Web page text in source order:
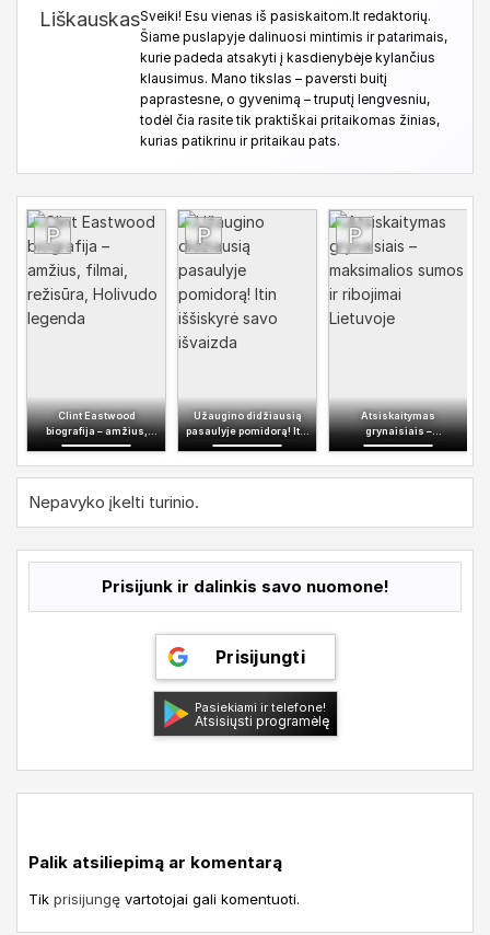
Sveiki! Esu vienas iš pasiskaitom.lt redaktorių.
Šiame puslapyje dalinuosi mintimis ir patarimais,
kurie padeda atsakyti į kasdienybėje kylančius
klausimus. Mano tikslas – paversti buitį
paprastesne, o gyvenimą – truputį lengvesniu,
todėl čia rasite tik praktiškai pritaikomas žinias,
kurias patikrinu ir pritaikau pats.
Clint Eastwood
biografija – amžius,
filmai, režisūra,
Užaugino didžiausią
pasaulyje pomidorą! Itin
iššiskyrė savo išvaizda
Atsiskaitymas
grynaisiais –
maksimalios sumos ir
Nepavyko įkelti turinio.
Prisijunk ir dalinkis savo nuomone!
Prisijungti
Pasiekiami ir telefone!
Atsisiųsti programėlę
Palik atsiliepimą ar komentarą
Tik prisijungę vartotojai gali komentuoti.